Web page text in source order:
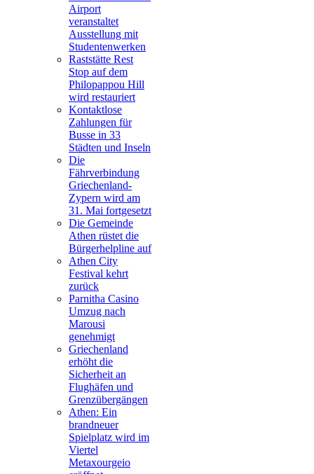
Airport
veranstaltet
Ausstellung mit
Studentenwerken
Raststätte Rest
Stop auf dem
Philopappou Hill
wird restauriert
Kontaktlose
Zahlungen für
Busse in 33
Städten und Inseln
Die
Fährverbindung
Griechenland-
Zypern wird am
31. Mai fortgesetzt
Die Gemeinde
Athen rüstet die
Bürgerhelpline auf
Athen City
Festival kehrt
zurück
Parnitha Casino
Umzug nach
Marousi
genehmigt
Griechenland
erhöht die
Sicherheit an
Flughäfen und
Grenzübergängen
Athen: Ein
brandneuer
Spielplatz wird im
Viertel
Metaxourgeio